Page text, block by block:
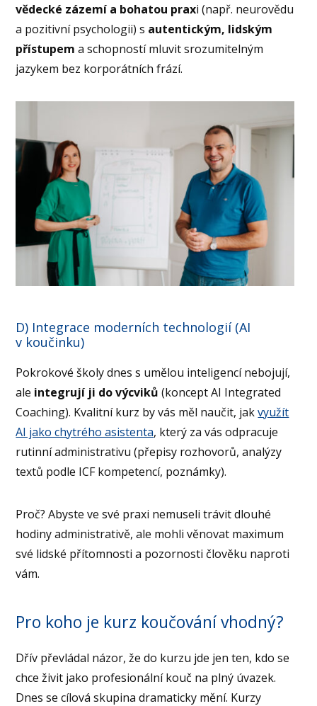
vědecké zázemí a bohatou praxi (např. neurovědu
a pozitivní psychologii) s autentickým, lidským
přístupem a schopností mluvit srozumitelným
jazykem bez korporátních frází.
D) Integrace moderních technologií (AI
v koučinku)
Pokrokové školy dnes s umělou inteligencí nebojují,
ale integrují ji do výcviků (koncept AI Integrated
Coaching). Kvalitní kurz by vás měl naučit, jakvyužít
AI jako chytrého asistenta, který za vás odpracuje
rutinní administrativu (přepisy rozhovorů, analýzy
textů podle ICF kompetencí, poznámky).
Proč? Abyste ve své praxi nemuseli trávit dlouhé
hodiny administrativě, ale mohli věnovat maximum
své lidské přítomnosti a pozornosti člověku naproti
vám.
Pro koho je kurz koučování vhodný?
Dřív převládal názor, že do kurzu jde jen ten, kdo se
chce živit jako profesionální kouč na plný úvazek.
Dnes se cílová skupina dramaticky mění. Kurzy